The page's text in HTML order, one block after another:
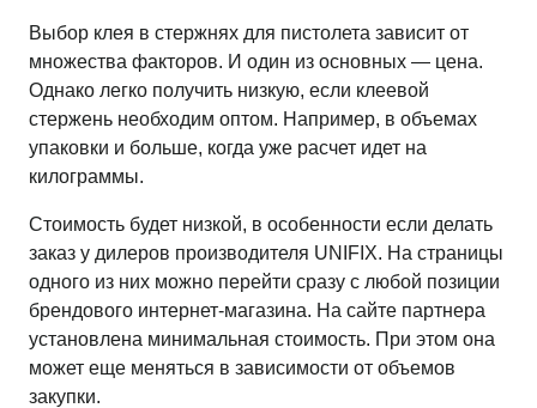
Выбор клея в стержнях для пистолета зависит от
множества факторов. И один из основных — цена.
Однако легко получить низкую, если клеевой
стержень необходим оптом. Например, в объемах
упаковки и больше, когда уже расчет идет на
килограммы.
Стоимость будет низкой, в особенности если делать
заказ у дилеров производителя UNIFIX. На страницы
одного из них можно перейти сразу с любой позиции
брендового интернет-магазина. На сайте партнера
установлена минимальная стоимость. При этом она
может еще меняться в зависимости от объемов
закупки.